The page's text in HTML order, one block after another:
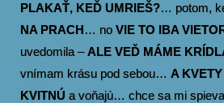
PLAKAŤ, KEĎ UMRIEŠ?… potom,
NA PRACH… no VIE TO IBA
uvedomila –ALE VEĎ MÁME
vnímam krásu pod sebou… A
KVITNÚ a voňajú… chce sa mi